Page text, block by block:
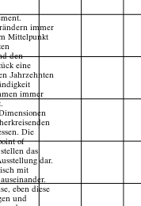
immer
Mittelpunkt
den
eine
Jahrzehnten
immer
Die
of
das
dar.
mit
eben diese
und